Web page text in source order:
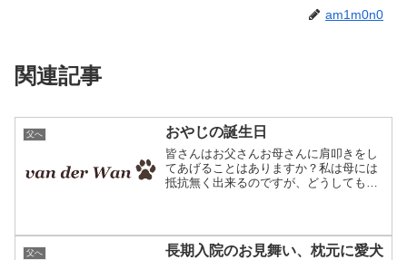
am1m0n0
関連記事
父へ おやじの誕生日
皆さんはお父さんお母さんに肩叩きをし
てあげることはありますか？私は母には
抵抗無く出来るのですが、どうしても父
プレゼント ファンデルワ...
父へ
長期入院のお見舞い、枕元に愛犬